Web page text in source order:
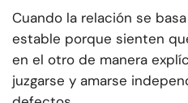
Cuando la relación se
estable porque sienten
en el otro de manera
juzgarse y amarse